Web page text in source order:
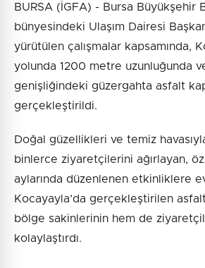
BURSA (İGFA) - Bursa Büyükşehir
bünyesindeki Ulaşım Dairesi
yürütülen çalışmalar kapsamında,
yolunda 1200 metre uzunluğunda
genişliğindeki güzergahta asfalt
gerçekleştirildi.
Doğal güzellikleri ve temiz
binlerce ziyaretçilerini ağırlayan,
aylarında düzenlenen etkinliklere
Kocayayla’da gerçekleştirilen asfalt
bölge sakinlerinin hem de
kolaylaştırdı.